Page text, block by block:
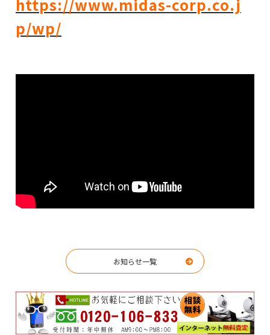
https://www.midas-corp.co.j
p/wp/
お知らせ一覧